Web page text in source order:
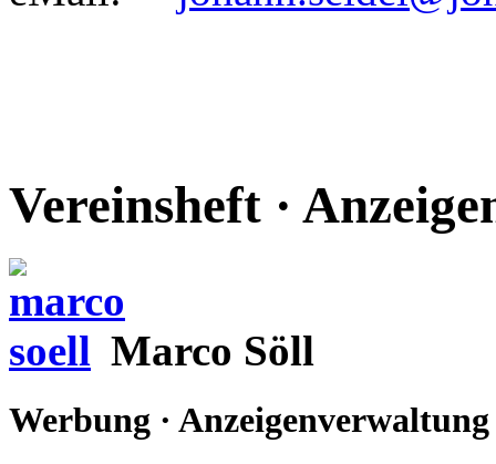
Vereinsheft ·
Marco Söll
Werbung · Anzeigenverwaltung